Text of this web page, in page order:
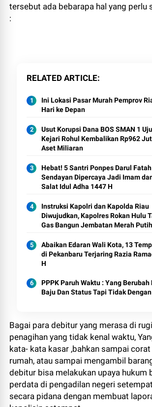
tersebut ada bebarapa hal yang perlu
:
RELATED ARTICLE
Ini Lokasi Pasar Murah Pemprov
Hari ke Depan
Usut Korupsi Dana BOS SMAN 1
Kejari Rohul Kembalikan Rp962
Aset Miliaran
Hebat! 5 Santri Ponpes Darul Fatah
Sendayan Dipercaya Jadi Imam
Salat Idul Adha 1447 H
Instruksi Kapolri dan Kapolda Riau
Diwujudkan, Kapolres Rokan Hulu
Gas Bangun Jembatan Merah
Abaikan Edaran Wali Kota, 13
di Pekanbaru Terjaring Razia
H
PPPK Paruh Waktu : Yang Berubah
Baju Dan Status Tapi Tidak
Bagai para debitur yang merasa di
penagihan yang tidak kenal waktu,
kata- kata kasar ,bahkan sampai
rumah, atau sampai mengambil
debitur bisa melakukan upaya hukum
perdata di pengadilan negeri
secara pidana dengan membuat